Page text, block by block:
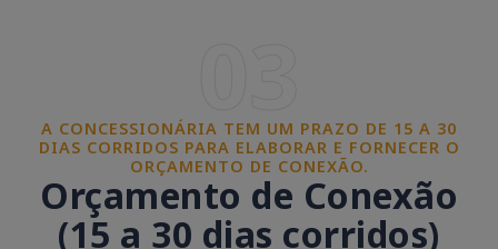
A CONCESSIONÁRIA TEM UM PRAZO DE 15 A 30
DIAS CORRIDOS PARA ELABORAR E FORNECER O
ORÇAMENTO DE CONEXÃO.
Orçamento de Conexão
(15 a 30 dias corridos)